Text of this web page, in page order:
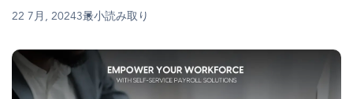
22 7月, 20243最小読み取り
画
像